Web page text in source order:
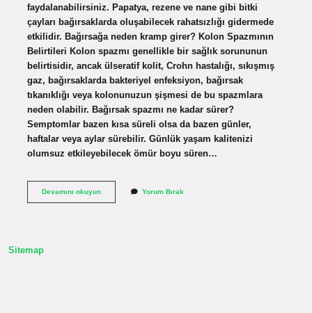
faydalanabilirsiniz. Papatya, rezene ve nane gibi bitki
çayları bağırsaklarda oluşabilecek rahatsızlığı gidermede
etkilidir. Bağırsağa neden kramp girer? Kolon Spazmının
Belirtileri Kolon spazmı genellikle bir sağlık sorununun
belirtisidir, ancak ülseratif kolit, Crohn hastalığı, sıkışmış
gaz, bağırsaklarda bakteriyel enfeksiyon, bağırsak
tıkanıklığı veya kolonunuzun şişmesi de bu spazmlara
neden olabilir. Bağırsak spazmı ne kadar sürer?
Semptomlar bazen kısa süreli olsa da bazen günler,
haftalar veya aylar sürebilir. Günlük yaşam kalitenizi
olumsuz etkileyebilecek ömür boyu süren…
Devamını okuyunBağırsak
Yorum Bırak
Sitemap